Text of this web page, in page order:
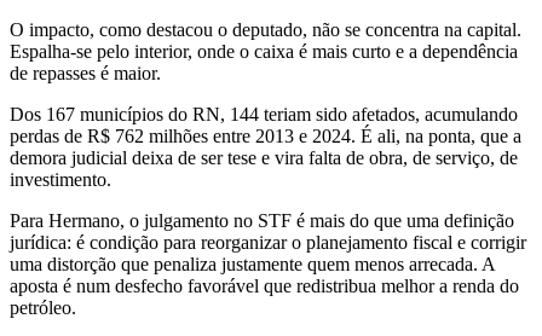
O impacto, como destacou o deputado, não se concentra na capital.
Espalha-se pelo interior, onde o caixa é mais curto e a dependência
de repasses é maior.
Dos 167 municípios do RN, 144 teriam sido afetados, acumulando
perdas de R$ 762 milhões entre 2013 e 2024. É ali, na ponta, que a
demora judicial deixa de ser tese e vira falta de obra, de serviço, de
investimento.
Para Hermano, o julgamento no STF é mais do que uma definição
jurídica: é condição para reorganizar o planejamento fiscal e corrigir
uma distorção que penaliza justamente quem menos arrecada. A
aposta é num desfecho favorável que redistribua melhor a renda do
petróleo.